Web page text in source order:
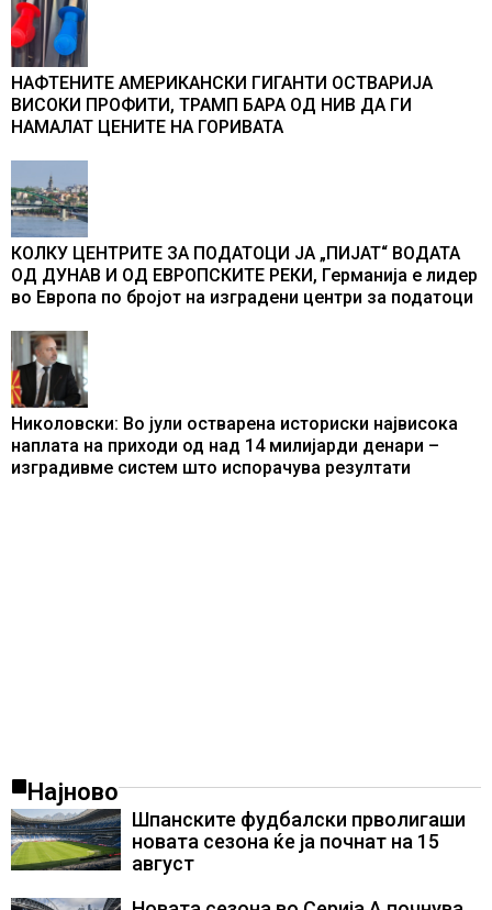
НАФТЕНИТЕ АМЕРИКАНСКИ ГИГАНТИ ОСТВАРИЈА
ВИСОКИ ПРОФИТИ, ТРАМП БАРА ОД НИВ ДА ГИ
НАМАЛАТ ЦЕНИТЕ НА ГОРИВАТА
КОЛКУ ЦЕНТРИТЕ ЗА ПОДАТОЦИ ЈА „ПИЈАТ“ ВОДАТА
ОД ДУНАВ И ОД ЕВРОПСКИТЕ РЕКИ, Германија е лидер
во Европа по бројот на изградени центри за податоци
Николовски: Во јули остварена историски највисока
наплата на приходи од над 14 милијарди денари –
изградивме систем што испорачува резултати
Најново
Шпанските фудбалски прволигаши
новата сезона ќе ја почнат на 15
август